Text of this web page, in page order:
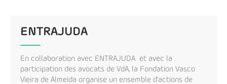
ENTRAJUDA
En collaboration avec ENTRAJUDA et avec la
participation des avocats de VdA, la Fondation Vasco
Vieira de Almeida organise un ensemble d'actions de